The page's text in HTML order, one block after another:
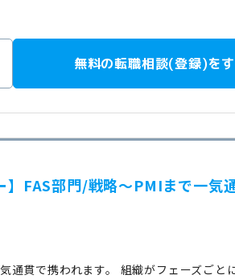
無料の転職相談(登録)を
FAS部門/戦略〜PMIまで一気
通貫で携われます。 組織がフェーズごと